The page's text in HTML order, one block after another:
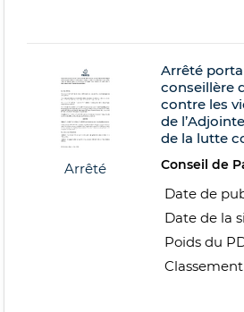
Arrêté
Arrêté
conseillère
contre les
de
de la lutte
Conseil de
Date de
Date de la
Poids du